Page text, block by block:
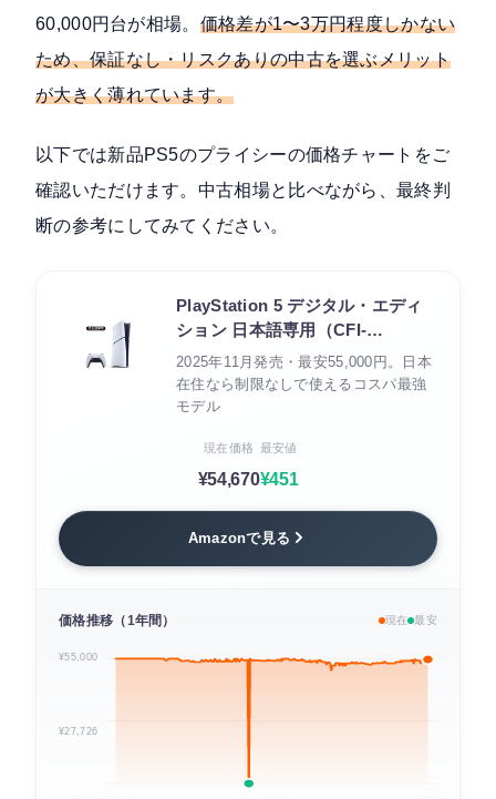
60,000円台が相場。 価格差が1〜3万円程度しかない
ため、保証なし・リスクありの中古を選ぶメリット
が大きく薄れています。
以下では新品PS5のプライシーの価格チャートをご
確認いただけます。中古相場と比べながら、最終判
断の参考にしてみてください。
PlayStation 5 デジタル・エディ
ション 日本語専用（CFI-
2200B01）
2025年11月発売・最安55,000円。日本
在住なら制限なしで使えるコスパ最強
モデル
現在価格
¥54,670
最安値
¥451
Amazonで見る
価格推移（1年間） 現在 最安
¥55,000
¥27,726